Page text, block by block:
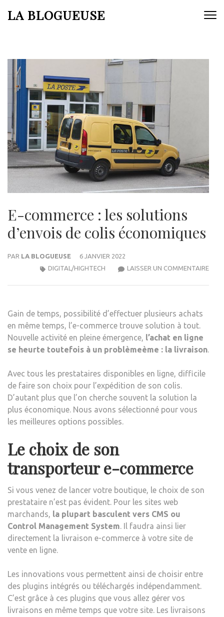
auLA BLOGUEUSE
E-commerce : les solutions
d’envois de colis économiques
PAR LA BLOGUEUSE
6 JANVIER 2022
LAISSER UN COMMENTAIREE-
DIGITAL/HIGHTECH
Gain de temps, possibilité d’effectuer plusieurs achats
en même temps, l’e-commerce trouve solution à tout.
Nouvelle activité en pleine émergence, l’achat en ligne
se heurte toutefois à un problèmeème : la livraison.
Avec tous les prestataires disponibles en ligne, difficile
de faire son choix pour l’expédition de son colis.
D’autant plus que l’on cherche souvent la solution la
plus économique. Nous avons sélectionné pour vous
les meilleures options possibles.
Le choix de son
transporteur e-commerce
Si vous venez de lancer votre boutique, le choix de son
prestataire n’est pas évident. Pour les sites web
marchands, la plupart basculent vers CMS ou
Control Management System. Il faudra ainsi lier
directement la livraison e-commerce à votre site de
vente en ligne.
Les innovations vous permettent ainsi de choisir entre
des plugins intégrés ou téléchargés indépendamment.
C’est grâce à ces plugins que vous allez gérer vos
livraisons en même temps que votre site. Les livraisons